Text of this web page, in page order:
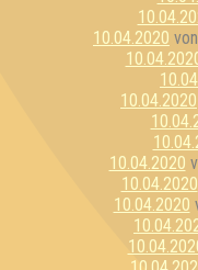
10.04.2020 von
10.04.2020
10.04.2020
10.04.2020
10.04.2020